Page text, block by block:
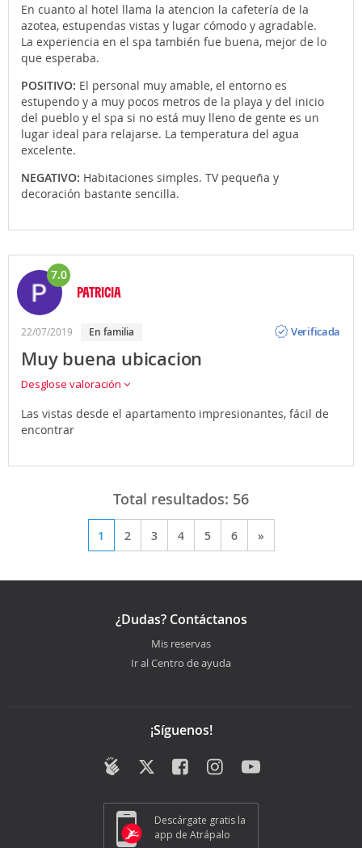
En cuanto al hotel llama la atencion la cafetería de la
azotea, estupendas vistas y lugar cómodo y agradable.
La experiencia en el spa también fue buena, mejor de lo
que esperaba.
POSITIVO: El personal muy amable, el entorno es
estupendo y a muy pocos metros de la playa y del inicio
del pueblo y el spa si no está muy lleno de gente es un
lugar ideal para relajarse. La temperatura del agua
excelente.
NEGATIVO: Habitaciones simples. TV pequeña y
decoración bastante sencilla.
7.0
PATRICIA
22/07/2019 en familia
Verificada
Muy buena ubicacion
Desglose valoración
Las vistas desde el apartamento impresionantes, fácil de
encontrar
Total resultados: 56
1 2 3 4 5 6 »
¿Dudas? Contáctanos
Mis reservas
Ir al Centro de ayuda
¡Síguenos!
Descárgate gratis la
app de Atrápalo